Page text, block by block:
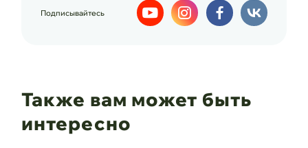
Подписывайтесь
Также вам может быть
интересно